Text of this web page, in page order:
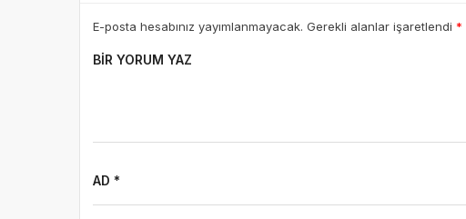
E-posta hesabınız yayımlanmayacak. Gerekli alanlar işaretlendi *
BIR YORUM YAZ
AD *